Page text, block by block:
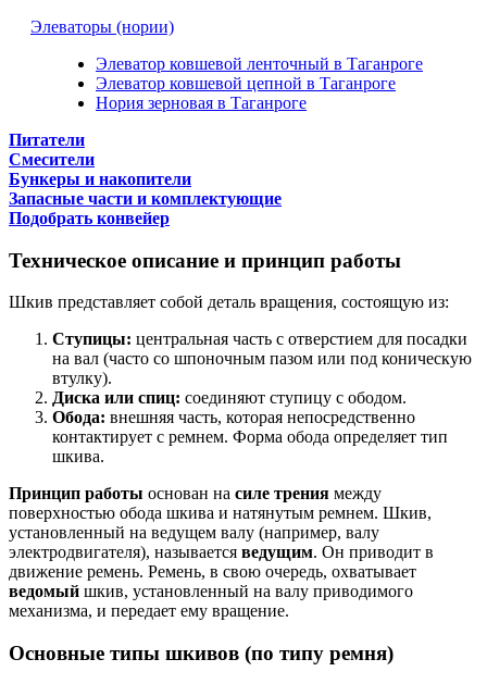
Элеваторы (нории)
Элеватор ковшевой ленточный в Таганроге
Элеватор ковшевой цепной в Таганроге
Нория зерновая в Таганроге
Питатели
Смесители
Бункеры и накопители
Запасные части и комплектующие
Подобрать конвейер
Техническое описание и принцип работы
Шкив представляет собой деталь вращения, состоящую из:
Ступицы: центральная часть с отверстием для посадки
на вал (часто со шпоночным пазом или под коническую
втулку).
Диска или спиц: соединяют ступицу с ободом.
Обода: внешняя часть, которая непосредственно
контактирует с ремнем. Форма обода определяет тип
шкива.
Принцип работы основан на силе трения между
поверхностью обода шкива и натянутым ремнем. Шкив,
установленный на ведущем валу (например, валу
электродвигателя), называется ведущим. Он приводит в
движение ремень. Ремень, в свою очередь, охватывает
ведомый шкив, установленный на валу приводимого
механизма, и передает ему вращение.
Основные типы шкивов (по типу ремня)